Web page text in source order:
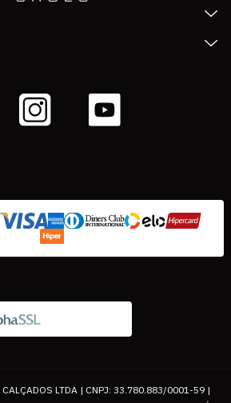
CALÇADOS LTDA | CNPJ: 33.780.883/0001-59 |